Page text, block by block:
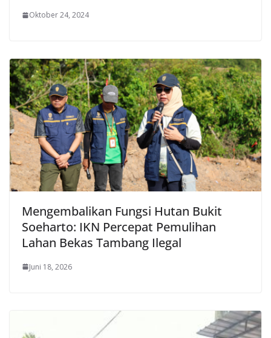
Oktober 24, 2024
Mengembalikan Fungsi Hutan Bukit
Soeharto: IKN Percepat Pemulihan
Lahan Bekas Tambang Ilegal
Juni 18, 2026